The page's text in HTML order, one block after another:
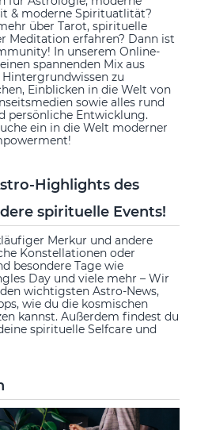
& moderne Spirituatlität?
über Tarot, spirituelle
Meditation erfahren? Dann ist
In unserem Online-
spannenden Mix aus
zu
Einblicken in die Welt von
sowie alles rund
persönliche Entwicklung.
ein in die Welt moderner
Highlights des
spirituelle Events!
Merkur und andere
Konstellationen oder
besondere Tage wie
Day und viele mehr – Wir
wichtigsten Astro-News,
wie du die kosmischen
kannst. Außerdem findest du
spirituelle Selfcare und